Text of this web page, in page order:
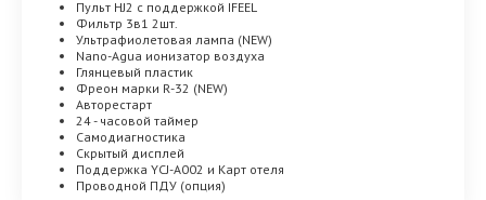
Пульт HJ2 с поддержкой IFEEL
Фильтр 3в1 2шт.
Ультрафиолетовая лампа (NEW)
Nano-Agua ионизатор воздуха
Глянцевый пластик
Фреон марки R-32 (NEW)
Авторестарт
24 - часовой таймер
Самодиагностика
Скрытый дисплей
Поддержка YCJ-A002 и Карт отеля
Проводной ПДУ (опция)